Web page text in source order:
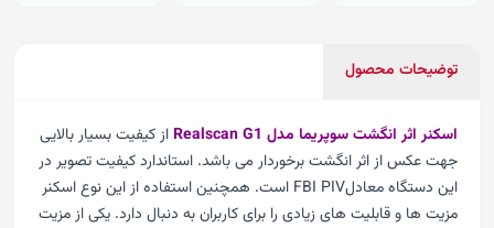
توضیحات محصول
اسکنر اثر انگشت سوپریما مدل Realscan G1
از کیفیت بسیار بالایی
جهت عکس از اثر انگشت برخوردار می باشد. استاندارد کیفیت تصویر در
این دستگاه معادلFBI PIV است. همچنین استفاده از این نوع اسکنر
مزیت ها و قابلیت های زیادی را برای کاربران به دنبال دارد. یکی از مزیت